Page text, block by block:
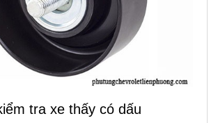
tra xe thấy có dấu